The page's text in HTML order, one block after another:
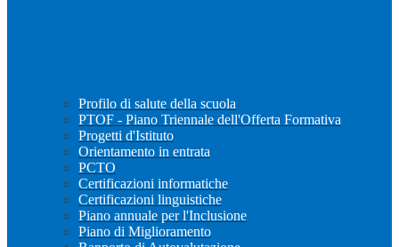
Profilo di salute della scuola
PTOF - Piano Triennale dell'Offerta Formativa
Progetti d'Istituto
Orientamento in entrata
PCTO
Certificazioni informatiche
Certificazioni linguistiche
Piano annuale per l'Inclusione
Piano di Miglioramento